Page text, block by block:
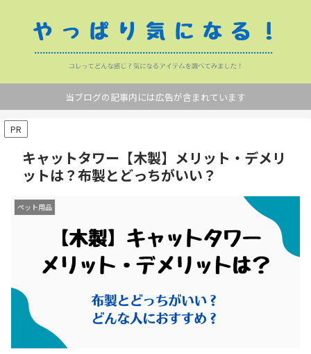
当ブログの記事内には広告が含まれています
PR
キャットタワー【木製】メリット・デメリ
ットは？布製とどっちがいい？
ペット用品